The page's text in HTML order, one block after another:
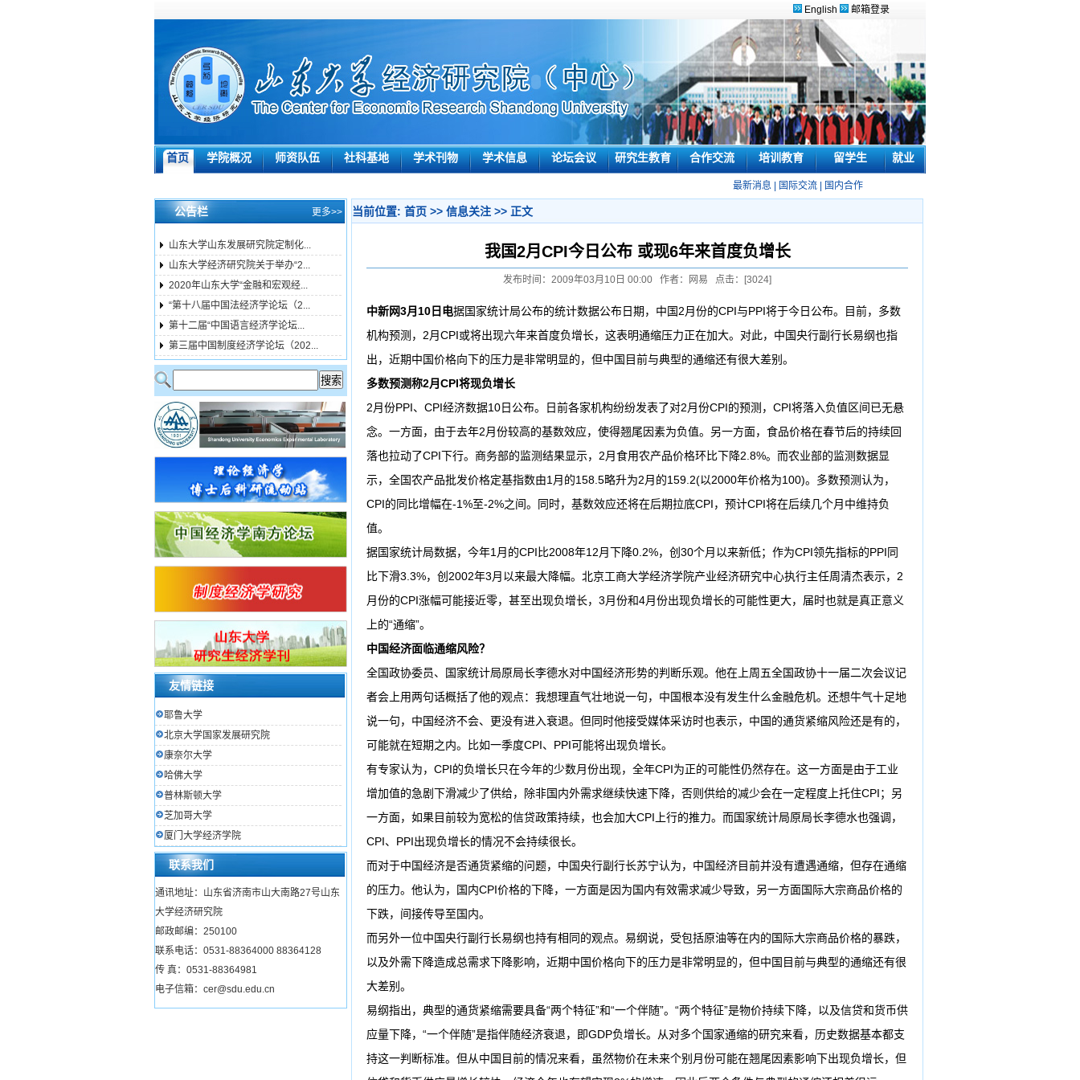
English 邮箱登录
首页 学院概况 师资队伍 社科基地 学术刊物 学术信息 论坛会议 研究生教育 合作交流 培训教育 留学生 就业
最新消息 国际交流 国内合作
公告栏 更多>>
山东大学山东发展研究院定制化...
山东大学经济研究院关于举办“2...
2020年山东大学“金融和宏观经...
“第十八届中国法经济学论坛（2...
第十二届“中国语言经济学论坛...
第三届中国制度经济学论坛（202...
友情链接
耶鲁大学
北京大学国家发展研究院
康奈尔大学
哈佛大学
普林斯顿大学
芝加哥大学
厦门大学经济学院
联系我们
通讯地址：山东省济南市山大南路27号山东
大学经济研究院
邮政邮编：250100
联系电话：0531-88364000 88364128
传 真：0531-88364981
电子信箱：cer@sdu.edu.cn
当前位置: 首页 >> 信息关注 >> 正文
我国2月CPI今日公布 或现6年来首度负增长
发布时间：2009年03月10日 00:00 作者：网易 点击：[3024]
中新网3月10日电据国家统计局公布的统计数据公布日期，中国2月份的CPI与PPI将于今日公布。目前，多数
机构预测，2月CPI或将出现六年来首度负增长，这表明通缩压力正在加大。对此，中国央行副行长易纲也指
出，近期中国价格向下的压力是非常明显的，但中国目前与典型的通缩还有很大差别。
多数预测称2月CPI将现负增长
2月份PPI、CPI经济数据10日公布。日前各家机构纷纷发表了对2月份CPI的预测，CPI将落入负值区间已无悬
念。一方面，由于去年2月份较高的基数效应，使得翘尾因素为负值。另一方面，食品价格在春节后的持续回
落也拉动了CPI下行。商务部的监测结果显示，2月食用农产品价格环比下降2.8%。而农业部的监测数据显
示，全国农产品批发价格定基指数由1月的158.5略升为2月的159.2(以2000年价格为100)。多数预测认为，
CPI的同比增幅在-1%至-2%之间。同时，基数效应还将在后期拉底CPI，预计CPI将在后续几个月中维持负
值。
据国家统计局数据，今年1月的CPI比2008年12月下降0.2%，创30个月以来新低；作为CPI领先指标的PPI同
比下滑3.3%，创2002年3月以来最大降幅。北京工商大学经济学院产业经济研究中心执行主任周清杰表示，2
月份的CPI涨幅可能接近零，甚至出现负增长，3月份和4月份出现负增长的可能性更大，届时也就是真正意义
上的“通缩”。
中国经济面临通缩风险？
全国政协委员、国家统计局原局长李德水对中国经济形势的判断乐观。他在上周五全国政协十一届二次会议记
者会上用两句话概括了他的观点：我想理直气壮地说一句，中国根本没有发生什么金融危机。还想牛气十足地
说一句，中国经济不会、更没有进入衰退。但同时他接受媒体采访时也表示，中国的通货紧缩风险还是有的，
可能就在短期之内。比如一季度CPI、PPI可能将出现负增长。
有专家认为，CPI的负增长只在今年的少数月份出现，全年CPI为正的可能性仍然存在。这一方面是由于工业
增加值的急剧下滑减少了供给，除非国内外需求继续快速下降，否则供给的减少会在一定程度上托住CPI；另
一方面，如果目前较为宽松的信贷政策持续，也会加大CPI上行的推力。而国家统计局原局长李德水也强调，
CPI、PPI出现负增长的情况不会持续很长。
而对于中国经济是否通货紧缩的问题，中国央行副行长苏宁认为，中国经济目前并没有遭遇通缩，但存在通缩
的压力。他认为，国内CPI价格的下降，一方面是因为国内有效需求减少导致，另一方面国际大宗商品价格的
下跌，间接传导至国内。
而另外一位中国央行副行长易纲也持有相同的观点。易纲说，受包括原油等在内的国际大宗商品价格的暴跌，
以及外需下降造成总需求下降影响，近期中国价格向下的压力是非常明显的，但中国目前与典型的通缩还有很
大差别。
易纲指出，典型的通货紧缩需要具备“两个特征”和“一个伴随”。“两个特征”是物价持续下降，以及信贷和货币供
应量下降，“一个伴随”是指伴随经济衰退，即GDP负增长。从对多个国家通缩的研究来看，历史数据基本都支
持这一判断标准。但从中国目前的情况来看，虽然物价在未来个别月份可能在翘尾因素影响下出现负增长，但